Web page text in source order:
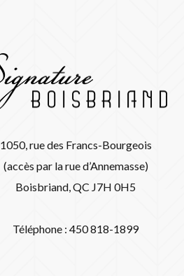
1050, rue des Francs-Bourgeois
(accès par la rue d’Annemasse)
Boisbriand, QC J7H 0H5
Téléphone : 450 818-1899